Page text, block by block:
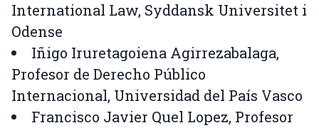
International Law, Syddansk Universitet i
Odense
Iñigo Iruretagoiena Agirrezabalaga,
Profesor de Derecho Público
Internacional, Universidad del País Vasco
Francisco Javier Quel Lopez, Profesor